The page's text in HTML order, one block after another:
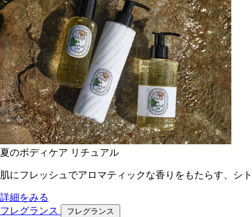
夏のボディケア リチュアル
肌にフレッシュでアロマティックな香りをもたらす、シ
詳細をみる
フレグランス
フレグランス